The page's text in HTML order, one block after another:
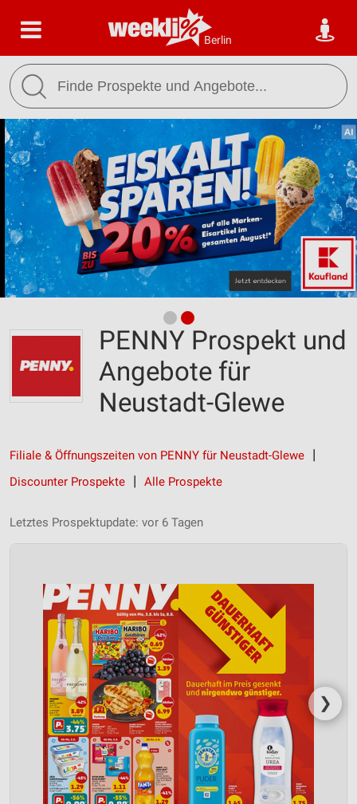
Berlin
PENNY Prospekt und
Angebote für
Neustadt-Glewe
Filiale & Öffnungszeiten von PENNY für Neustadt-Glewe
Discounter Prospekte
Alle Prospekte
Letztes Prospektupdate: vor 6 Tagen
❯